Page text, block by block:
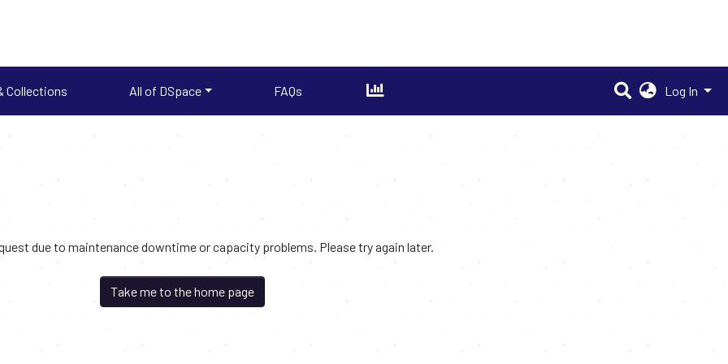
Collections All of DSpace FAQs Log In
due to maintenance downtime or capacity problems. Please try again later.
Take me to the home page